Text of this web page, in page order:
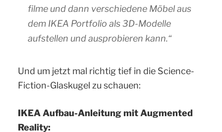
filme und dann verschiedene Möbel aus
dem IKEA Portfolio als 3D-Modelle
aufstellen und ausprobieren kann.“
Und um jetzt mal richtig tief in die Science-
Fiction-Glaskugel zu schauen:
IKEA Aufbau-Anleitung mit Augmented
Reality: